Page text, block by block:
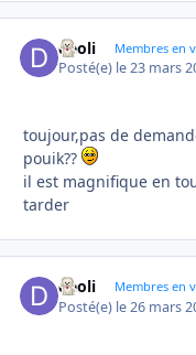
deoli Membres en
Posté(e) le 23 mars
toujour,pas de
pouik??
il est magnifique en
tarder
deoli Membres en
Posté(e) le 26 mars